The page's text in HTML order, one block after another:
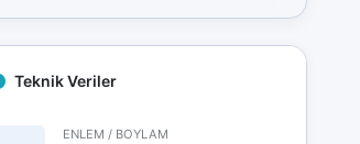
Teknik Veriler
ENLEM / BOYLAM